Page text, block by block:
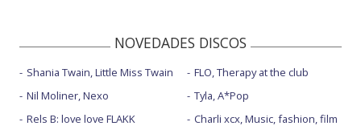
NOVEDADES DISCOS
Shania Twain, Little Miss Twain
Nil Moliner, Nexo
Rels B: love love FLAKK
FLO, Therapy at the club
Tyla, A*Pop
Charli xcx, Music, fashion, film